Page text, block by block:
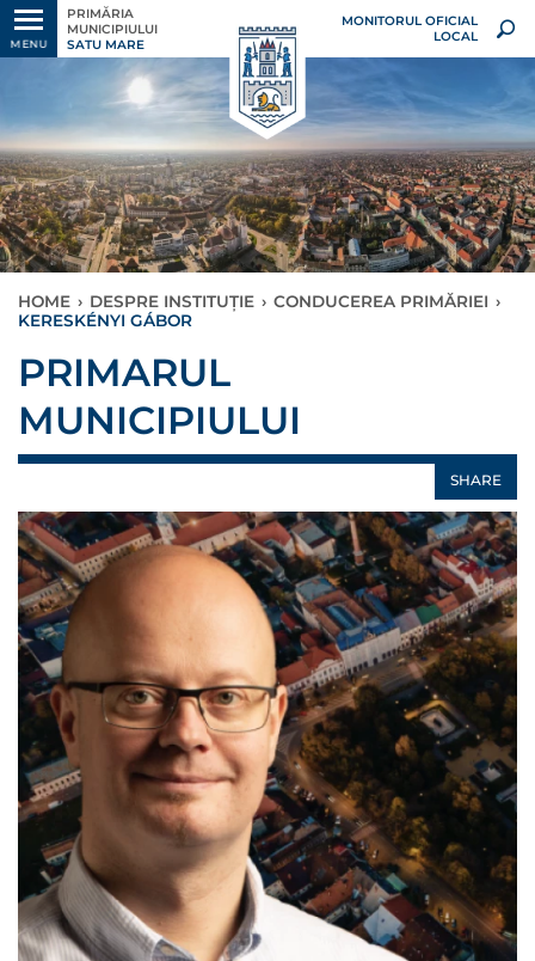
MENU
PRIMĂRIA
MUNICIPIULUI
SATU MARE
MONITORUL OFICIAL
LOCAL
HOME › DESPRE INSTITUȚIE › CONDUCEREA PRIMĂRIEI ›
KERESKÉNYI GÁBOR
PRIMARUL
MUNICIPIULUI
SHARE